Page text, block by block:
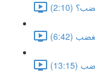
(2:10)
(6:42)